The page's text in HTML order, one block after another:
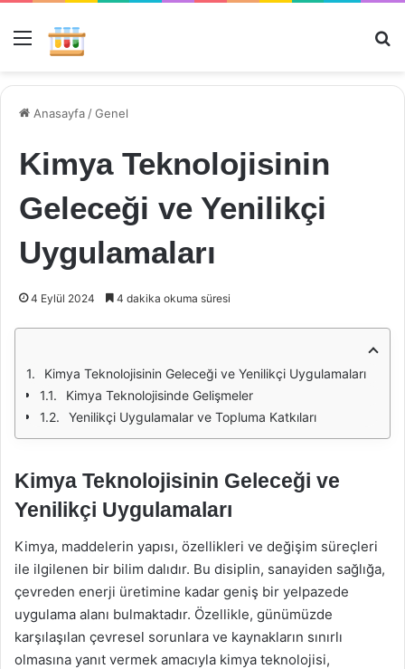
Menü
Anasayfa /Genel
Kimya Teknolojisinin
Geleceği ve Yenilikçi
Uygulamaları
4 Eylül 2024 4 dakika okuma süresi
Kimya Teknolojisinin Geleceği ve Yenilikçi Uygulamaları
Kimya Teknolojisinde Gelişmeler
Yenilikçi Uygulamalar ve Topluma Katkıları
Kimya Teknolojisinin Geleceği ve
Yenilikçi Uygulamaları
Kimya, maddelerin yapısı, özellikleri ve değişim süreçleri
ile ilgilenen bir bilim dalıdır. Bu disiplin, sanayiden sağlığa,
çevreden enerji üretimine kadar geniş bir yelpazede
uygulama alanı bulmaktadır. Özellikle, günümüzde
karşılaşılan çevresel sorunlara ve kaynakların sınırlı
olmasına yanıt vermek amacıyla kimya teknolojisi,